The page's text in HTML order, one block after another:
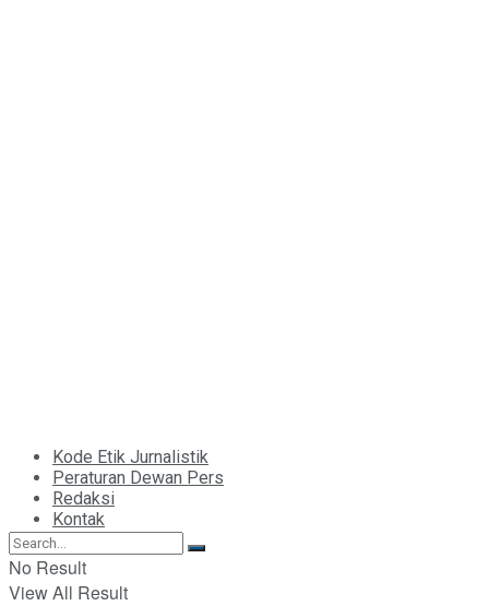
Kode Etik Jurnalistik
Peraturan Dewan Pers
Redaksi
Kontak
No Result
View All Result